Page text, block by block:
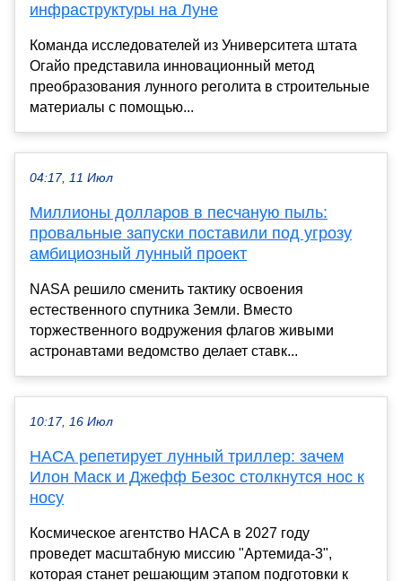
инфраструктуры на Луне
Команда исследователей из Университета штата
Огайо представила инновационный метод
преобразования лунного реголита в строительные
материалы с помощью...
04:17, 11 Июл
Миллионы долларов в песчаную пыль:
провальные запуски поставили под угрозу
амбициозный лунный проект
NASA решило сменить тактику освоения
естественного спутника Земли. Вместо
торжественного водружения флагов живыми
астронавтами ведомство делает ставк...
10:17, 16 Июл
НАСА репетирует лунный триллер: зачем
Илон Маск и Джефф Безос столкнутся нос к
носу
Космическое агентство НАСА в 2027 году
проведет масштабную миссию "Артемида-3",
которая станет решающим этапом подготовки к